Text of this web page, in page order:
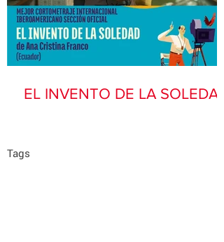
EL INVENTO DE LA SOLEDAD
Tags